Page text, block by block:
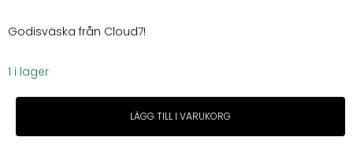
Godisväska från Cloud7!
1 i lager
Cloud7
Plush
LÄGG TILL I VARUKORG